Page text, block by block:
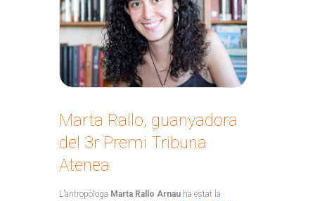
Marta Rallo, guanyadora
del 3r Premi Tribuna
Atenea
L’antropòloga Marta Rallo Arnau ha estat la